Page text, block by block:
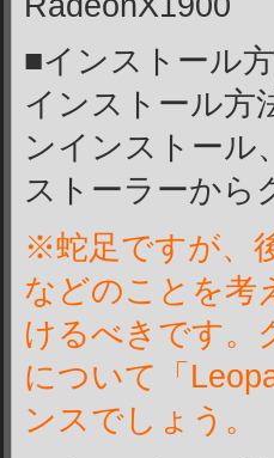
■インストール
インストール方
ンインストール
ストーラーから
※蛇足ですが、
などのことを考
けるべきです。
について「
ンスでしょう。